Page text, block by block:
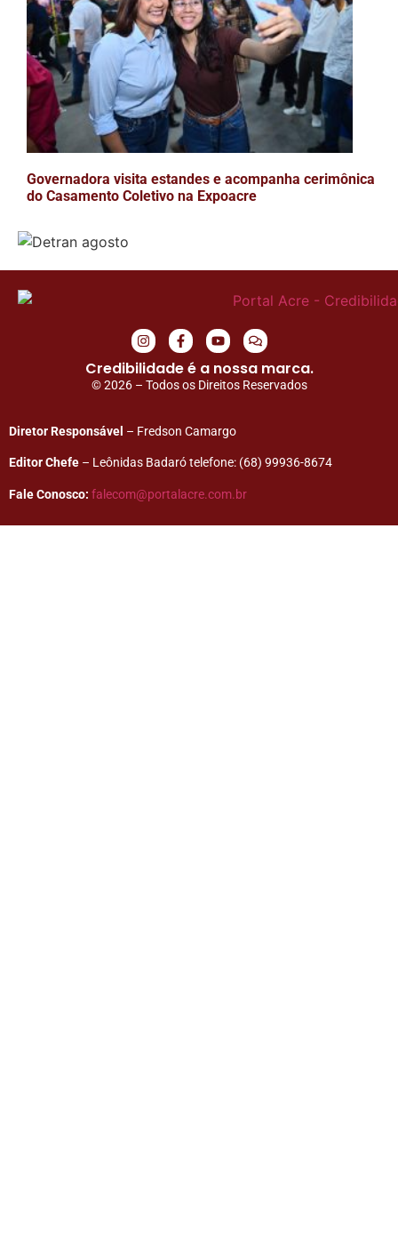
Governadora visita estandes e acompanha cerimônica
do Casamento Coletivo na Expoacre
Credibilidade é a nossa marca.
© 2026 – Todos os Direitos Reservados
Diretor Responsável – Fredson Camargo
Editor Chefe – Leônidas Badaró telefone: (68) 99936-8674
Fale Conosco: falecom@portalacre.com.br